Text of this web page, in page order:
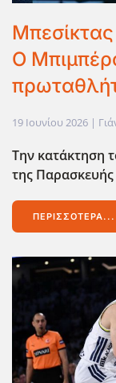
Ο
19 Ιουνίου 2026 |
Την κατάκτηση
της Παρασκευής
ΠΕΡΙΣΣΌΤΕΡΑ...